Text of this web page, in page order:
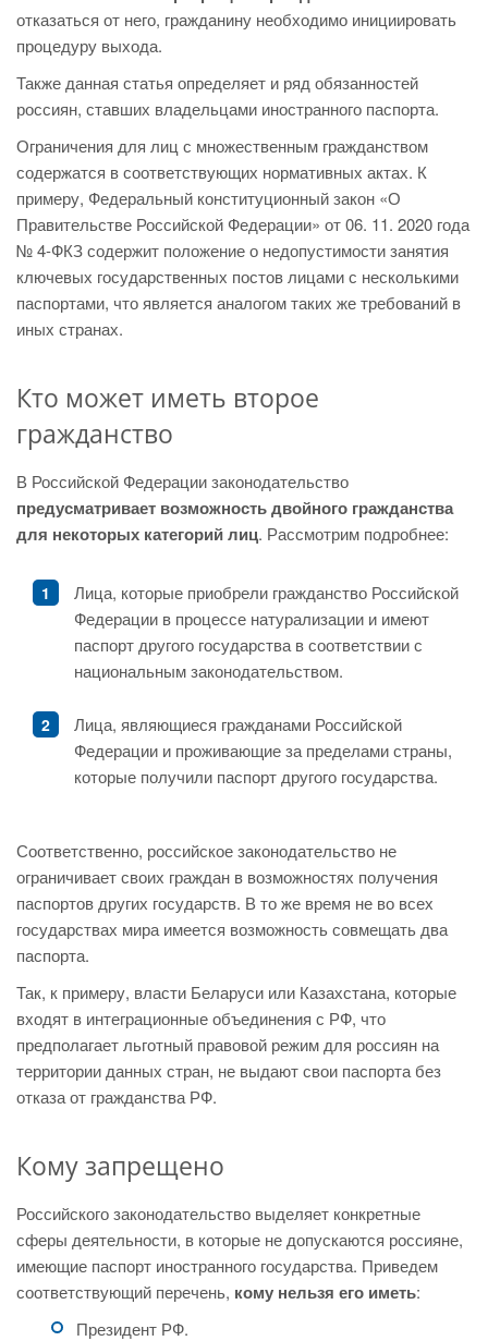
отказаться от него, гражданину необходимо инициировать
процедуру выхода.
Также данная статья определяет и ряд обязанностей
россиян, ставших владельцами иностранного паспорта.
Ограничения для лиц с множественным гражданством
содержатся в соответствующих нормативных актах. К
примеру, Федеральный конституционный закон «О
Правительстве Российской Федерации» от 06. 11. 2020 года
№ 4-ФКЗ содержит положение о недопустимости занятия
ключевых государственных постов лицами с несколькими
паспортами, что является аналогом таких же требований в
иных странах.
Кто может иметь второе
гражданство
В Российской Федерации законодательство
предусматривает возможность двойного гражданства
для некоторых категорий лиц. Рассмотрим подробнее:
Лица, которые приобрели гражданство Российской
Федерации в процессе натурализации и имеют
паспорт другого государства в соответствии с
национальным законодательством.
Лица, являющиеся гражданами Российской
Федерации и проживающие за пределами страны,
которые получили паспорт другого государства.
Соответственно, российское законодательство не
ограничивает своих граждан в возможностях получения
паспортов других государств. В то же время не во всех
государствах мира имеется возможность совмещать два
паспорта.
Так, к примеру, власти Беларуси или Казахстана, которые
входят в интеграционные объединения с РФ, что
предполагает льготный правовой режим для россиян на
территории данных стран, не выдают свои паспорта без
отказа от гражданства РФ.
Кому запрещено
Российского законодательство выделяет конкретные
сферы деятельности, в которые не допускаются россияне,
имеющие паспорт иностранного государства. Приведем
соответствующий перечень, кому нельзя его иметь:
Президент РФ.